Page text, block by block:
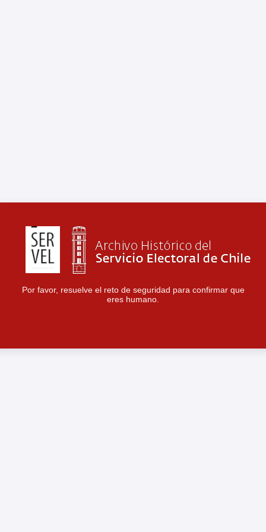
Por favor, resuelve el reto de seguridad para confirmar que
eres humano.